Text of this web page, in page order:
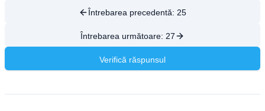
Întrebarea precedentă: 25
Întrebarea următoare: 27
Verifică răspunsul